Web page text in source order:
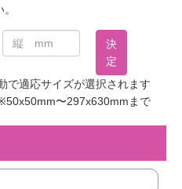
決
定
で適応サイズが選択されます
〜297x630mmまで